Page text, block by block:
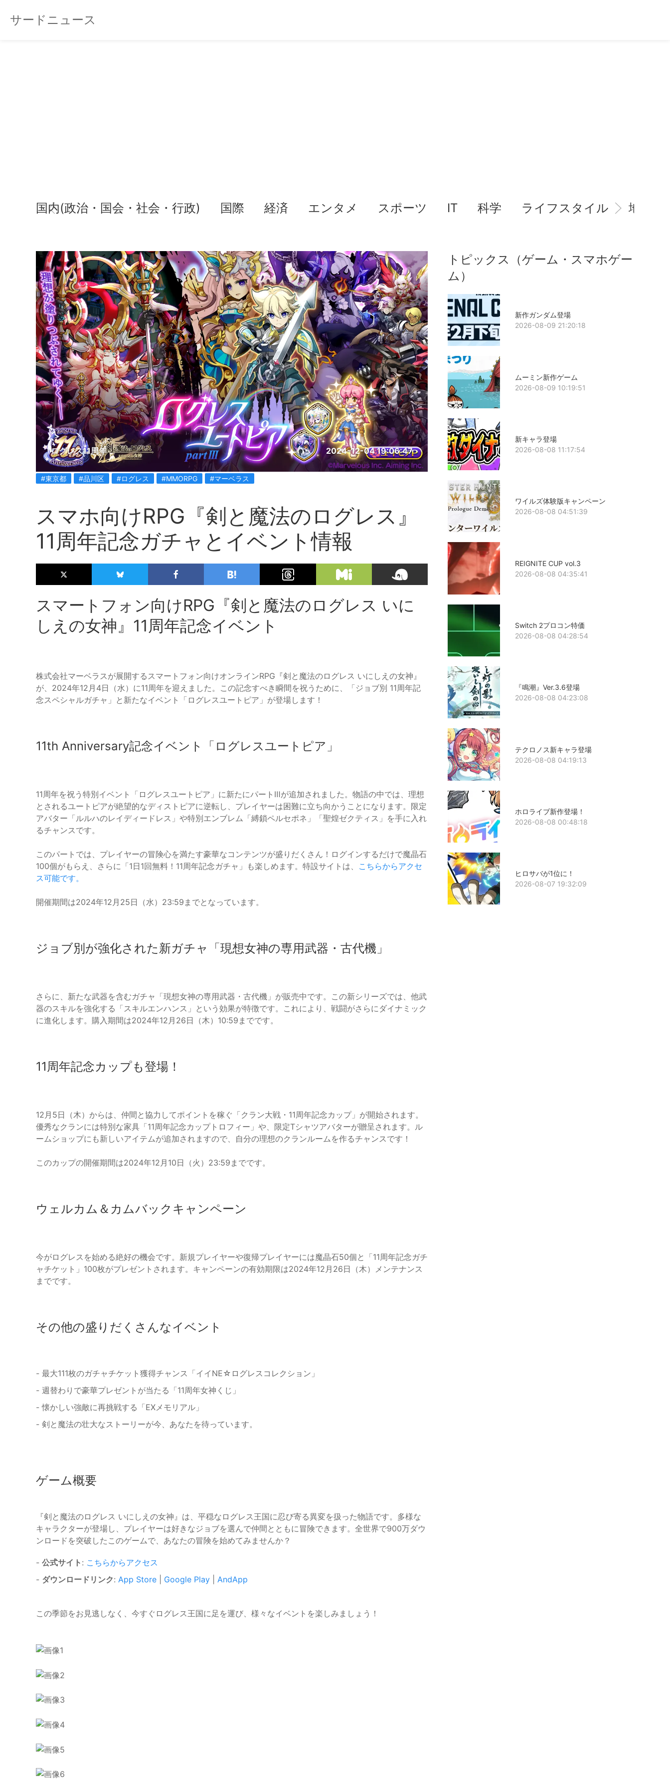
サードニュース
国内(政治・国会・社会・行政) 国際 経済 エンタメ スポーツ IT 科学 ライフスタイル 地域情
ログレス11周年 2024-12-04 19:06:47
#東京都 #品川区 #ログレス #MMORPG #マーベラス
スマホ向けRPG『剣と魔法のログレス』
11周年記念ガチャとイベント情報
スマートフォン向けRPG『剣と魔法のログレス いに
しえの女神』11周年記念イベント
株式会社マーベラスが展開するスマートフォン向けオンラインRPG『剣と魔法のログレス いにしえの女神』
が、2024年12月4日（水）に11周年を迎えました。この記念すべき瞬間を祝うために、「ジョブ別 11周年記
念スペシャルガチャ」と新たなイベント「ログレスユートピア」が登場します！
11th Anniversary記念イベント「ログレスユートピア」
11周年を祝う特別イベント「ログレスユートピア」に新たにパートⅢが追加されました。物語の中では、理想
とされるユートピアが絶望的なディストピアに逆転し、プレイヤーは困難に立ち向かうことになります。限定
アバター「ルルハのレイディードレス」や特別エンブレム「縛鎖ペルセポネ」「聖煌ゼクティス」を手に入れ
るチャンスです。
このパートでは、プレイヤーの冒険心を満たす豪華なコンテンツが盛りだくさん！ログインするだけで魔晶石
100個がもらえ、さらに「1日1回無料！11周年記念ガチャ」も楽しめます。特設サイトは、 こちらからアクセ
ス可能です。
開催期間は2024年12月25日（水）23:59までとなっています。
ジョブ別が強化された新ガチャ「現想女神の専用武器・古代機」
さらに、新たな武器を含むガチャ「現想女神の専用武器・古代機」が販売中です。この新シリーズでは、他武
器のスキルを強化する「スキルエンハンス」という効果が特徴です。これにより、戦闘がさらにダイナミック
に進化します。購入期間は2024年12月26日（木）10:59までです。
11周年記念カップも登場！
12月5日（木）からは、仲間と協力してポイントを稼ぐ「クラン大戦・11周年記念カップ」が開始されます。
優秀なクランには特別な家具「11周年記念カップトロフィー」や、限定Tシャツアバターが贈呈されます。ル
ームショップにも新しいアイテムが追加されますので、自分の理想のクランルームを作るチャンスです！
このカップの開催期間は2024年12月10日（火）23:59までです。
ウェルカム＆カムバックキャンペーン
今がログレスを始める絶好の機会です。新規プレイヤーや復帰プレイヤーには魔晶石50個と「11周年記念ガチ
ャチケット」100枚がプレゼントされます。キャンペーンの有効期限は2024年12月26日（木）メンテナンス
までです。
その他の盛りだくさんなイベント
- 最大111枚のガチャチケット獲得チャンス「イイNE☆ログレスコレクション」
- 週替わりで豪華プレゼントが当たる「11周年女神くじ」
- 懐かしい強敵に再挑戦する「EXメモリアル」
- 剣と魔法の壮大なストーリーが今、あなたを待っています。
ゲーム概要
『剣と魔法のログレス いにしえの女神』は、平穏なログレス王国に忍び寄る異変を扱った物語です。多様な
キャラクターが登場し、プレイヤーは好きなジョブを選んで仲間とともに冒険できます。全世界で900万ダウ
ンロードを突破したこのゲームで、あなたの冒険を始めてみませんか？
- 公式サイト : こちらからアクセス
- ダウンロードリンク: App Store Google Play AndApp
この季節をお見逃しなく、今すぐログレス王国に足を運び、様々なイベントを楽しみましょう！
トピックス（ゲーム・スマホゲー
ム）
新作ガンダム登場
2026-08-09 21:20:18
ムーミン新作ゲーム
2026-08-09 10:19:51
新キャラ登場
2026-08-08 11:17:54
ワイルズ体験版キャンペーン
2026-08-08 04:51:39
REIGNITE CUP vol.3
2026-08-08 04:35:41
Switch 2プロコン特価
2026-08-08 04:28:54
『鳴潮』Ver.3.6登場
2026-08-08 04:23:08
テクロノス新キャラ登場
2026-08-08 04:19:13
ホロライブ新作登場！
2026-08-08 00:48:18
ヒロサバが1位に！
2026-08-07 19:32:09